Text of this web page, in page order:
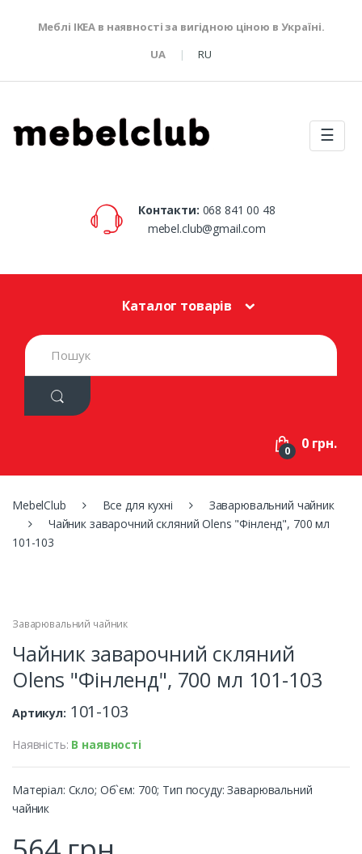
Меблі IKEA в наявності за вигідною ціною в Україні.
UA
RU
☰
Контакти: 068 841 00 48
mebel.club@gmail.com
Каталог товарів
S
e
h
:
0 0 грн.
MebelClub Все для кухні
Заварювальний чайник
Чайник заварочний скляний Olens "Фінленд", 700 мл
101-103
Заварювальний чайник
Чайник заварочний скляний
Olens "Фінленд", 700 мл 101-103
Артикул: 101-103
Наявність: В наявності
Матеріал: Скло; Об`єм: 700; Тип посуду: Заварювальний
чайник